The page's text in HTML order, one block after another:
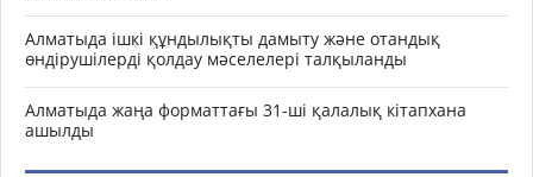
Алматыда ішкі құндылықты дамыту және отандық
өндірушілерді қолдау мәселелері талқыланды
Алматыда жаңа форматтағы 31-ші қалалық кітапхана
ашылды